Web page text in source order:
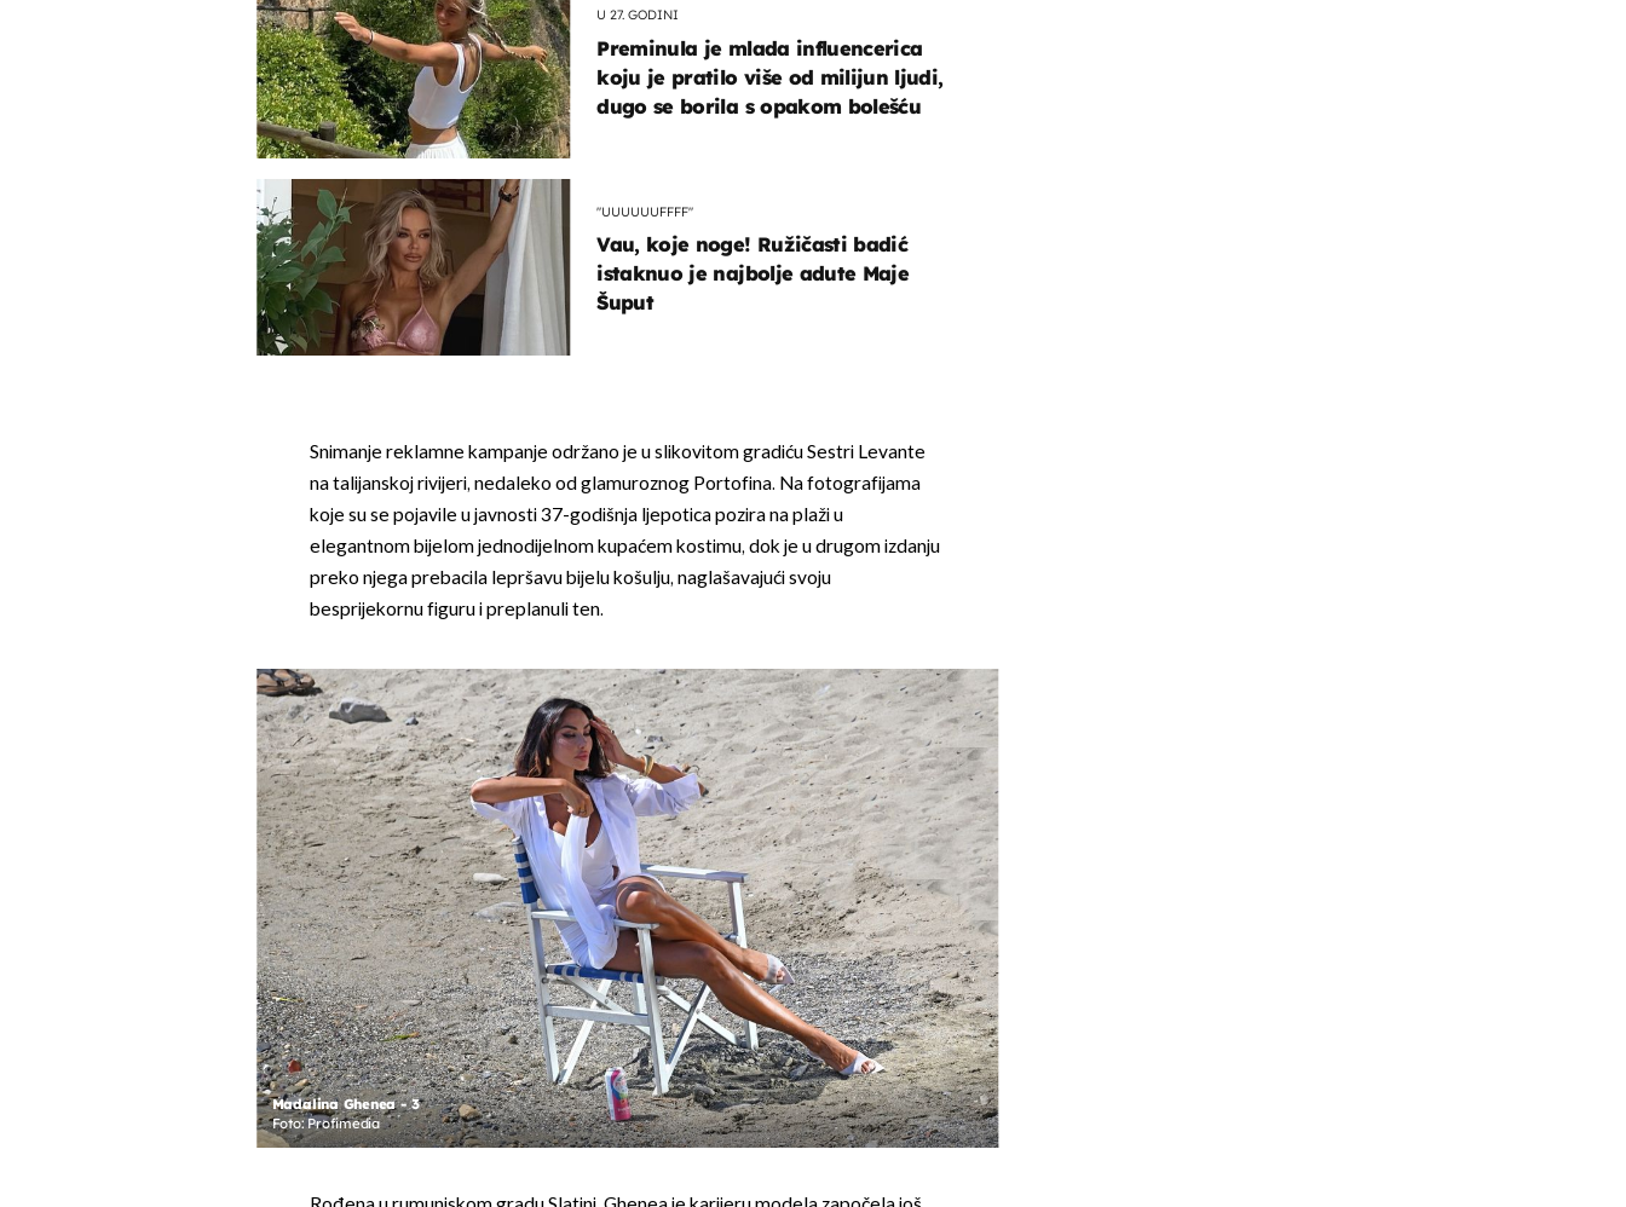
U 27. GODINI
Preminula je mlada influencerica
koju je pratilo više od milijun ljudi,
dugo se borila s opakom bolešću
"UUUUUUFFFF"
Vau, koje noge! Ružičasti badić
istaknuo je najbolje adute Maje
Šuput
Snimanje reklamne kampanje održano je u slikovitom gradiću Sestri Levante
na talijanskoj rivijeri, nedaleko od glamuroznog Portofina. Na fotografijama
koje su se pojavile u javnosti 37-godišnja ljepotica pozira na plaži u
elegantnom bijelom jednodijelnom kupaćem kostimu, dok je u drugom izdanju
preko njega prebacila lepršavu bijelu košulju, naglašavajući svoju
besprijekornu figuru i preplanuli ten.
Madalina Ghenea - 3
Foto: Profimedia
OMOGUĆI OBAVIJESTI